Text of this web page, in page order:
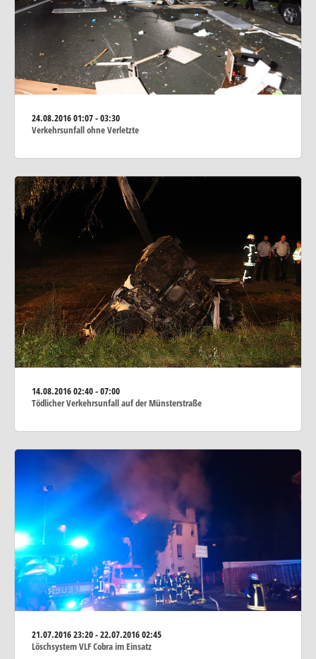
24.08.201601:07 - 03:30
Verkehrsunfall ohne Verletzte
14.08.201602:40 - 07:00
Tödlicher Verkehrsunfall auf der Münsterstraße
21.07.201623:20 - 22.07.2016 02:45
Löschsystem VLF Cobra im Einsatz